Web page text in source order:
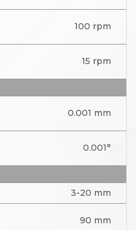
100 rpm
15 rpm
0.001 mm
0.001°
3-20 mm
90 mm